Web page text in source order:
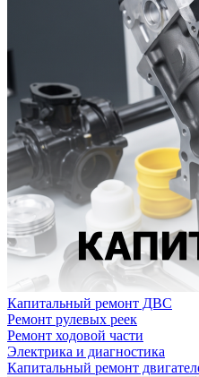
Капитальный ремонт ДВС
Ремонт рулевых реек
Ремонт ходовой части
Электрика и диагностика
Капитальный ремонт